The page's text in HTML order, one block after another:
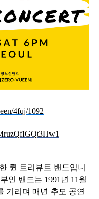
4fqj/1092
퀸 트리뷰트 밴드입니
인 밴드는 1991년 11월
기리며 매년 추모 공연